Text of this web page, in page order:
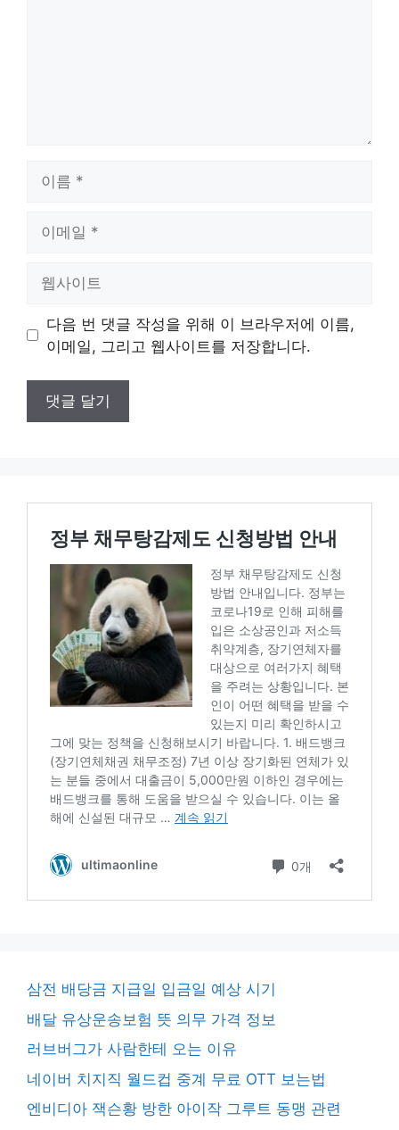
트
다음 번 댓글 작성을 위해 이 브라우저에 이름,
이메일, 그리고 웹사이트를 저장합니다.
삼전 배당금 지급일 입금일 예상 시기
배달 유상운송보험 뜻 의무 가격 정보
러브버그가 사람한테 오는 이유
네이버 치지직 월드컵 중계 무료 OTT 보는법
엔비디아 잭슨황 방한 아이작 그루트 동맹 관련